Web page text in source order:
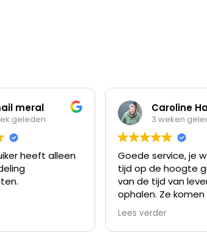
alleen
Caroline Hamberg
3 weken geleden
Goede service, je wordt op
tijd op de hoogte gesteld
van de tijd van levering en
ophalen. Ze komen ook echt
op dat tijd stip.
Lees verder